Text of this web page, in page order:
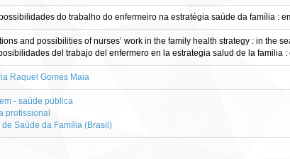
do trabalho do enfermeiro na estratégia saúde da família :
and possibilities of nurses’ work in the family health strategy : in the
del trabajo del enfermero en la estrategia salud de la familia
Raquel Gomes Maia
- saúde pública
profissional
de Saúde da Família (Brasil)